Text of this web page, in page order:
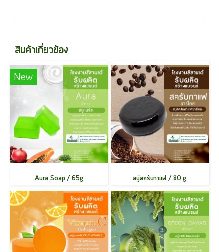
สินค้าเกี่ยวข้อง
New
Aura Soap / 65g สบู่สครับกาแฟ / 80 g.